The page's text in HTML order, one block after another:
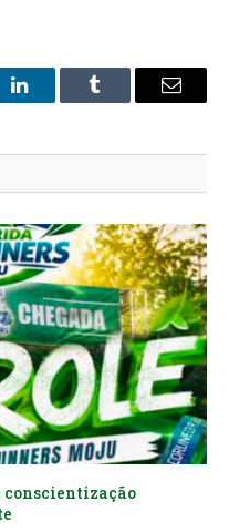
LinkedInTumblr
E-
conscientização